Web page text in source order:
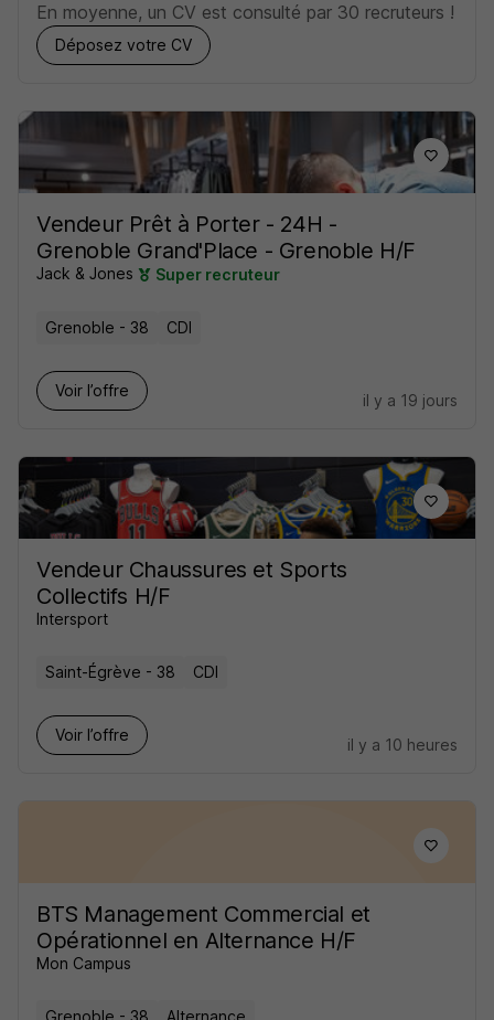
En moyenne, un CV est consulté par 30 recruteurs !
Déposez votre CV
Vendeur Prêt à Porter - 24H -
Grenoble Grand'Place - Grenoble H/F
Jack & Jones Super recruteur
Grenoble - 38 CDI
Voir l’offre
il y a 19 jours
Vendeur Chaussures et Sports
Collectifs H/F
Intersport
Saint-Égrève - 38 CDI
Voir l’offre
il y a 10 heures
BTS Management Commercial et
Opérationnel en Alternance H/F
Mon Campus